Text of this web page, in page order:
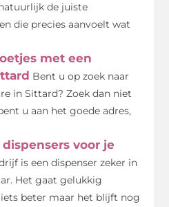
de juiste
die precies aanvoelt wat
met een
Bent u op zoek naar
in Sittard? Zoek dan niet
u aan het goede adres,
voor je
is een dispenser zeker in
Het gaat gelukkig
beter maar het blijft nog